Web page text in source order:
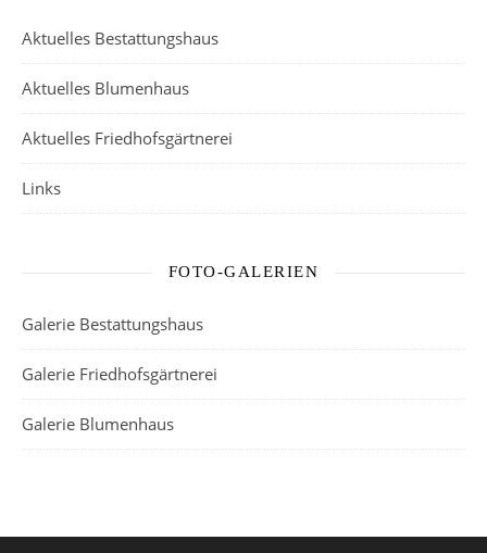
Aktuelles Bestattungshaus
Aktuelles Blumenhaus
Aktuelles Friedhofsgärtnerei
Links
FOTO-GALERIEN
Galerie Bestattungshaus
Galerie Friedhofsgärtnerei
Galerie Blumenhaus